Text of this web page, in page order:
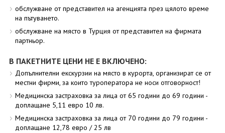
обслужване от представител на агенцията през цялото време
на пътуването.
обслужване на място в Турция от представител на фирмата
партньор.
В ПАКЕТНИТЕ ЦЕНИ НЕ Е ВКЛЮЧЕНО:
Допълнителни екскурзии на място в курорта, организират се от
местни фирми, за които туроператора не носи отговорност!
Медицинска застраховка за лица от 65 години до 69 години -
доплащане 5,11 евро 10 лв.
Медицинска застраховка за лица от 70 години до 79 години -
доплащане 12,78 евро / 25 лв